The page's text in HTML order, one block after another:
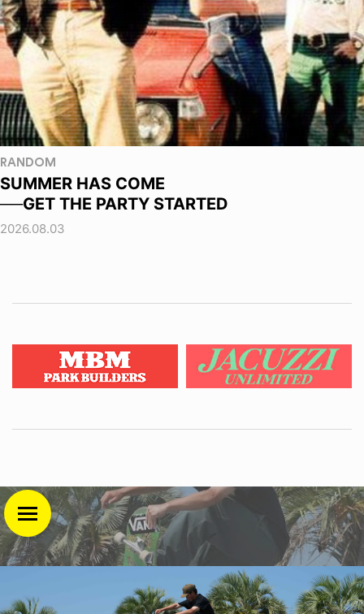
RANDOM
SUMMER HAS COME
──GET THE PARTY STARTED
2026.08.03